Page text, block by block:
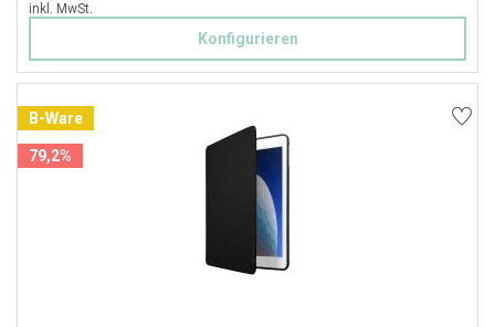
inkl. MwSt.
Konfigurieren
B-Ware
79,2%